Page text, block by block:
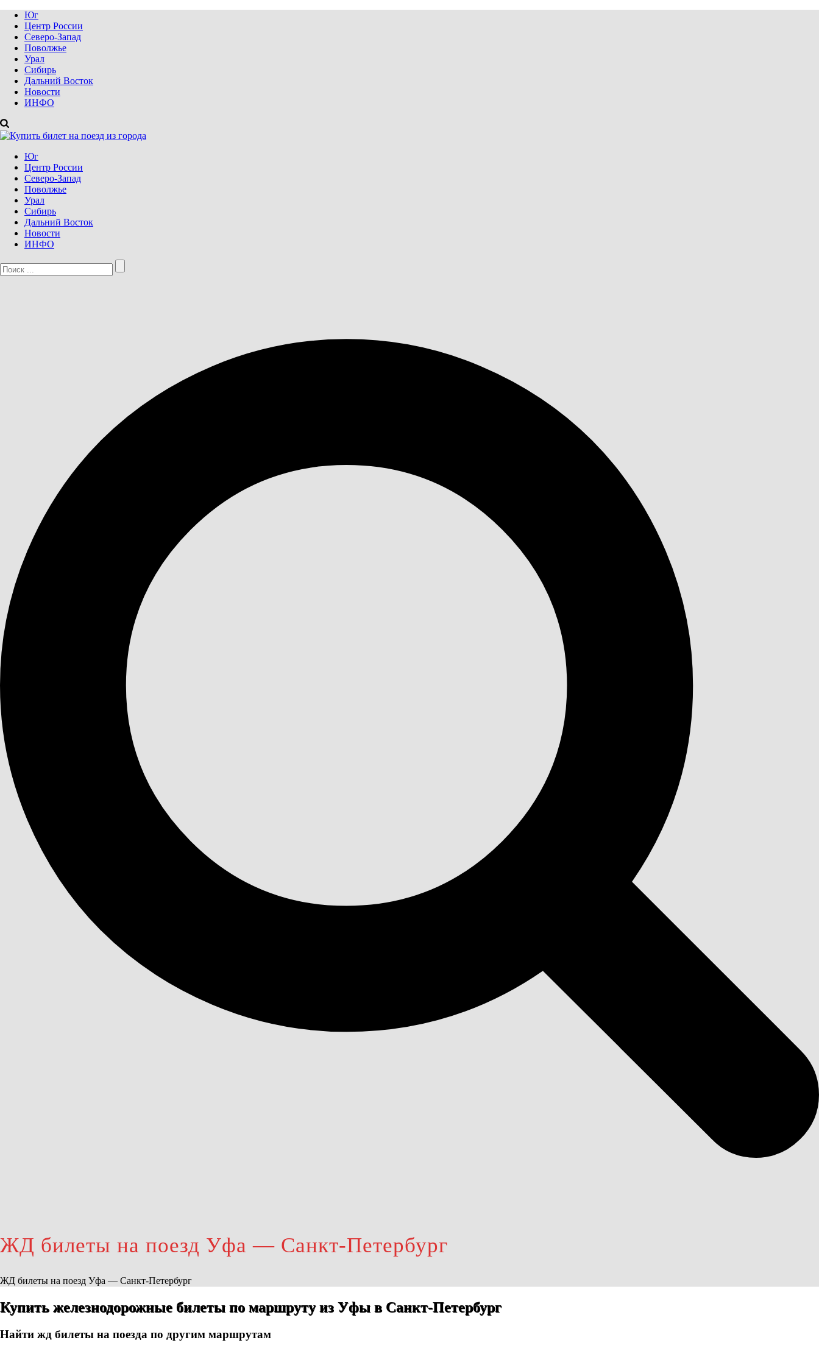
Юг
Центр России
Северо-Запад
Поволжье
Урал
Сибирь
Дальний Восток
Новости
ИНФО
Юг
Центр России
Северо-Запад
Поволжье
Урал
Сибирь
Дальний Восток
Новости
ИНФО
ЖД билеты на поезд Уфа — Санкт-Петербург
ЖД билеты на поезд Уфа — Санкт-Петербург
Купить железнодорожные билеты по маршруту из Уфы в Санкт-Петербург
Найти жд билеты на поезда по другим маршрутам